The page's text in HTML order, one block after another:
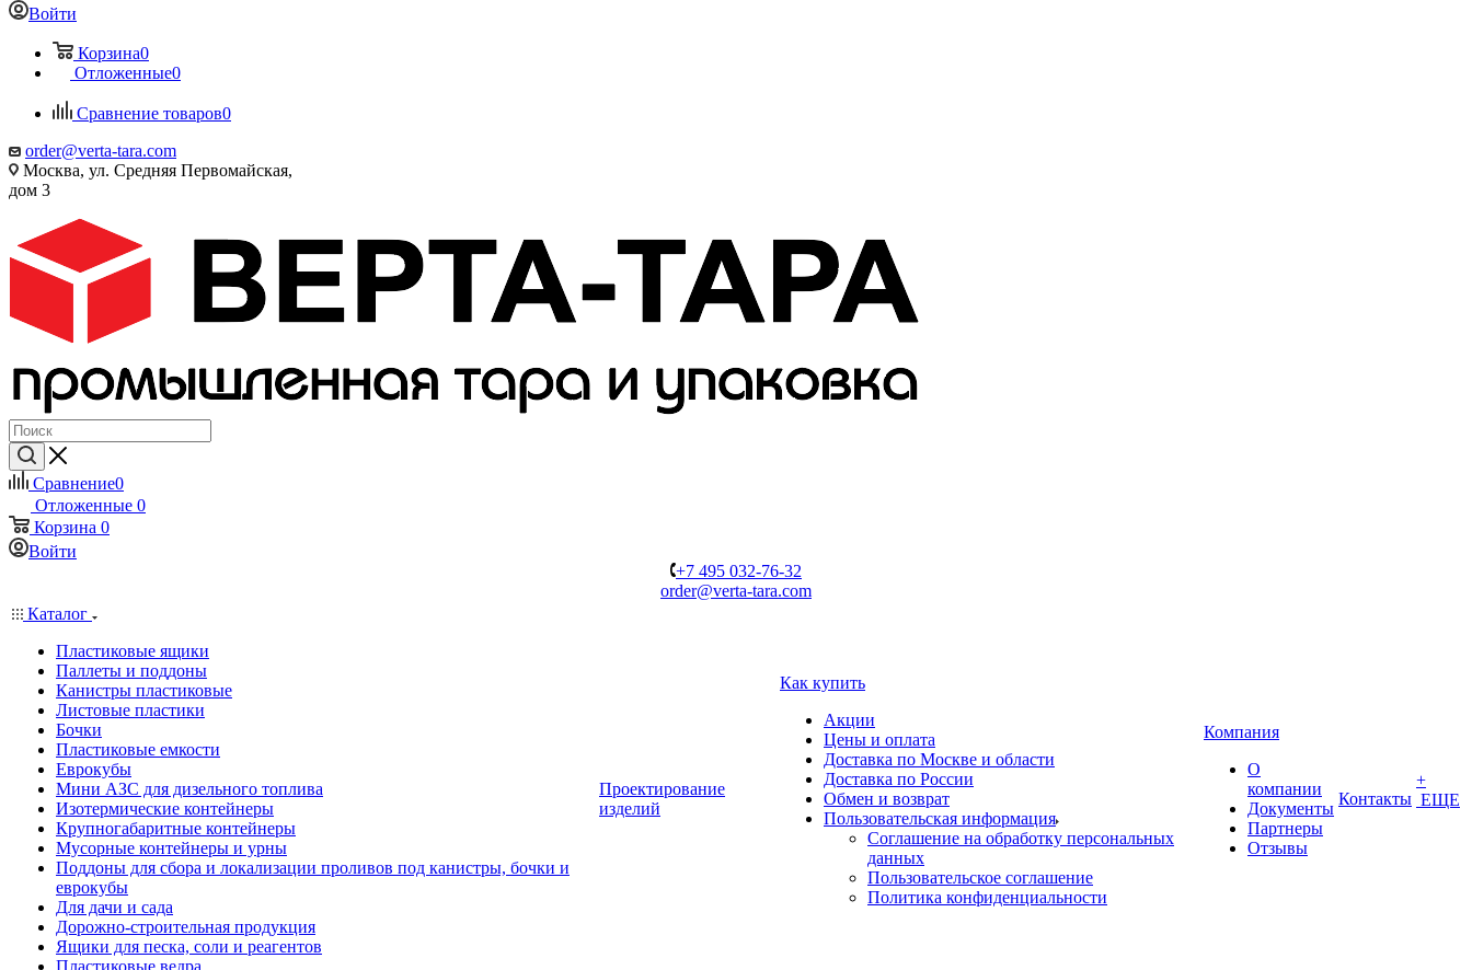
Войти
Корзина0
Отложенные0
Сравнение товаров0
order@verta-tara.com
Москва, ул. Средняя Первомайская,
дом 3
Сравнение0
Отложенные 0
Корзина 0
Войти
+7 495 032-76-32
order@verta-tara.com
Каталог
Пластиковые ящики
Паллеты и поддоны
Канистры пластиковые
Листовые пластики
Бочки
Пластиковые емкости
Еврокубы
Мини АЗС для дизельного топлива
Изотермические контейнеры
Крупногабаритные контейнеры
Мусорные контейнеры и урны
Поддоны для сбора и локализации проливов под канистры, бочки и
еврокубы
Для дачи и сада
Дорожно-строительная продукция
Ящики для песка, соли и реагентов
Пластиковые ведра
Проектирование
изделий
Как купить
Акции
Цены и оплата
Доставка по Москве и области
Доставка по России
Обмен и возврат
Пользовательская информация
Соглашение на обработку персональных
данных
Пользовательское соглашение
Политика конфиденциальности
Компания
О
компании
Документы
Партнеры
Отзывы
Контакты
+
ЕЩЕ